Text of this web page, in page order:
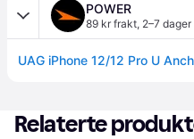
POWER
89 kr frakt, 2–7 dager
UAG iPhone 12/12 Pro U
Relaterte